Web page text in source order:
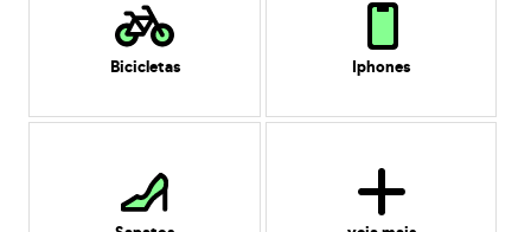
Bicicletas Iphones